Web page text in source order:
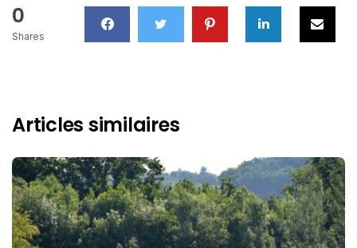
0
Shares
Articles similaires